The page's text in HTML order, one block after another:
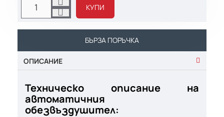
КУПИ
БЪРЗА ПОРЪЧКА
ОПИСАНИЕ
Техническо описание на
автоматичния
обезвъздушител: